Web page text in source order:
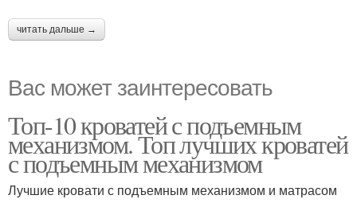
читать дальше →
Вас может заинтересовать
Топ-10 кроватей с подъемным
механизмом. Топ лучших кроватей
с подъемным механизмом
Лучшие кровати с подъемным механизмом и матрасом